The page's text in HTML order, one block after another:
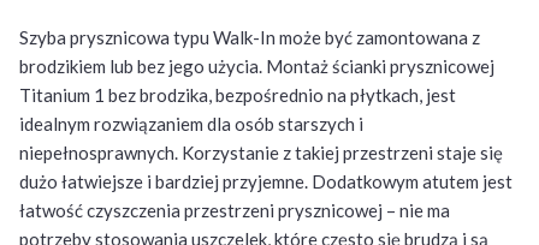
Szyba prysznicowa typu Walk-In może być zamontowana z
brodzikiem lub bez jego użycia. Montaż ścianki prysznicowej
Titanium 1 bez brodzika, bezpośrednio na płytkach, jest
idealnym rozwiązaniem dla osób starszych i
niepełnosprawnych. Korzystanie z takiej przestrzeni staje się
dużo łatwiejsze i bardziej przyjemne. Dodatkowym atutem jest
łatwość czyszczenia przestrzeni prysznicowej – nie ma
potrzeby stosowania uszczelek, które często się brudzą i są